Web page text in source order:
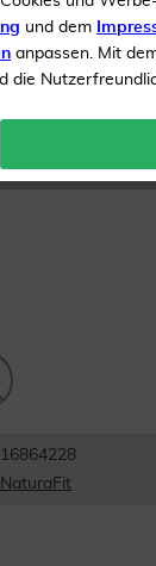
16864228
NaturaFit
und dem
anpassen. Mit
die